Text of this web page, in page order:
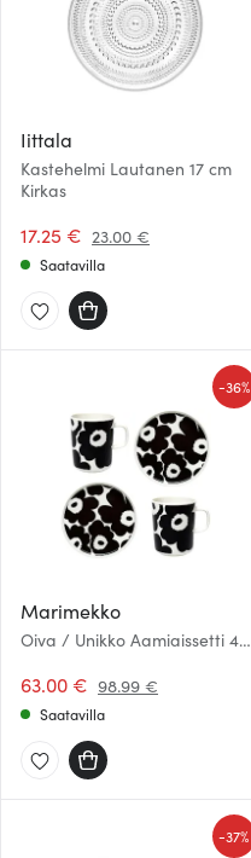
Iittala
Kastehelmi Lautanen 17 cm
Kirkas
17.25 € 23.00 €
Saatavilla
Marimekko
Oiva / Unikko Aamiaissetti 4
63.00 € 98.99 €
-36%
Saatavilla
-37%